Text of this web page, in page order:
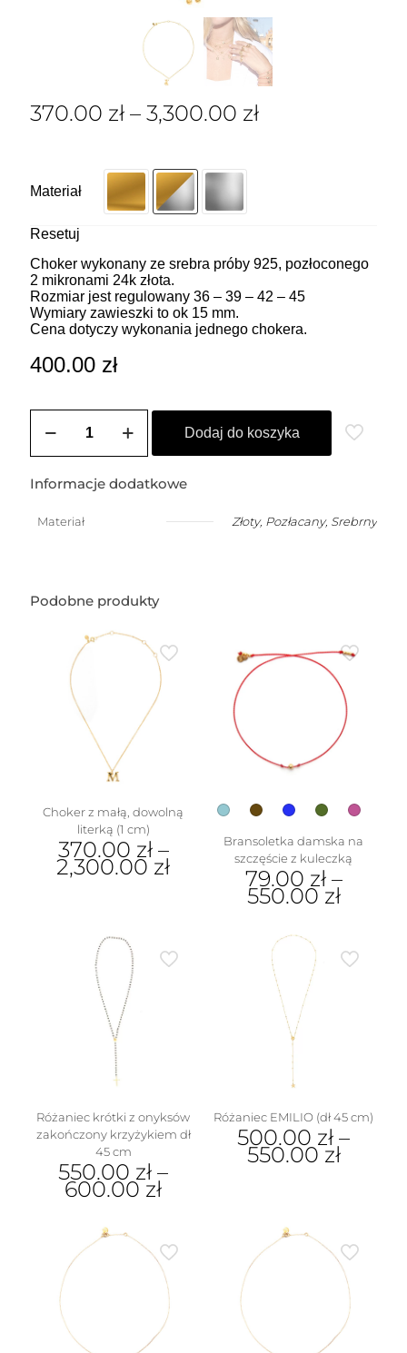
370.00 zł – 3,300.00 zł
Materiał
Resetuj
Choker wykonany ze srebra próby 925, pozłoconego
2 mikronami 24k złota.
Rozmiar jest regulowany 36 – 39 – 42 – 45
Wymiary zawieszki to ok 15 mm.
Cena dotyczy wykonania jednego chokera.
400.00 zł
ZOZO
Choker
przywieszką
w
(1,5
Dodaj do koszyka
Informacje dodatkowe
Materiał Złoty, Pozłacany, Srebrny
Podobne produkty
Choker z małą, dowolną
literką (1 cm)
370.00 zł–
2,300.00 zł
wiele
wariantów.
Opcje
można
wybrać
na
stronie
produktu
Bransoletka damska na
szczęście z kuleczką
79.00 zł–
550.00 zł
produkt
wiele
wariantów.
Opcje
można
wybrać
stronie
produktu
Różaniec krótki z onyksów
zakończony krzyżykiem dł
45 cm
550.00 zł –
600.00 zł
wariantów.
Różaniec EMILIO (dł 45 cm)
500.00 zł –
550.00 zł
wariantów.
produktu